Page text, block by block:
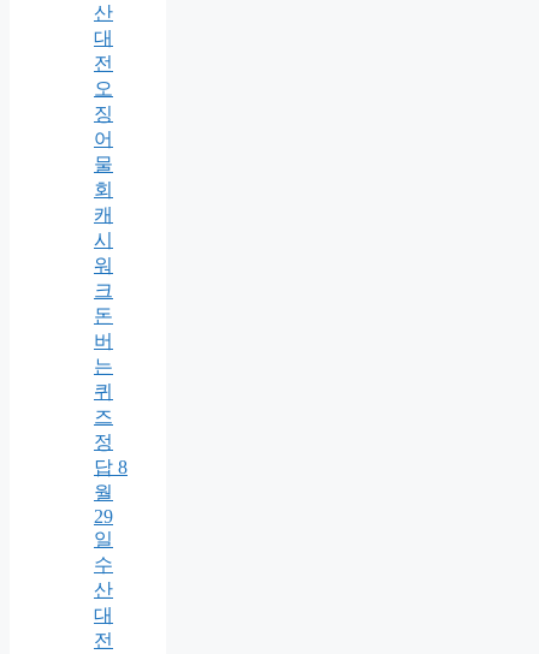
산
대
전
오
징
어
물
회
캐
시
워
크
돈
버
는
퀴
즈
정
답 8
월
29
일
수
산
대
전